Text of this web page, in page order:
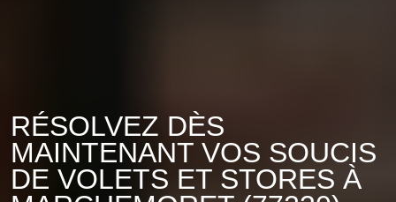
RÉSOLVEZ DÈS
MAINTENANT VOS SOUCIS
DE VOLETS ET STORES À